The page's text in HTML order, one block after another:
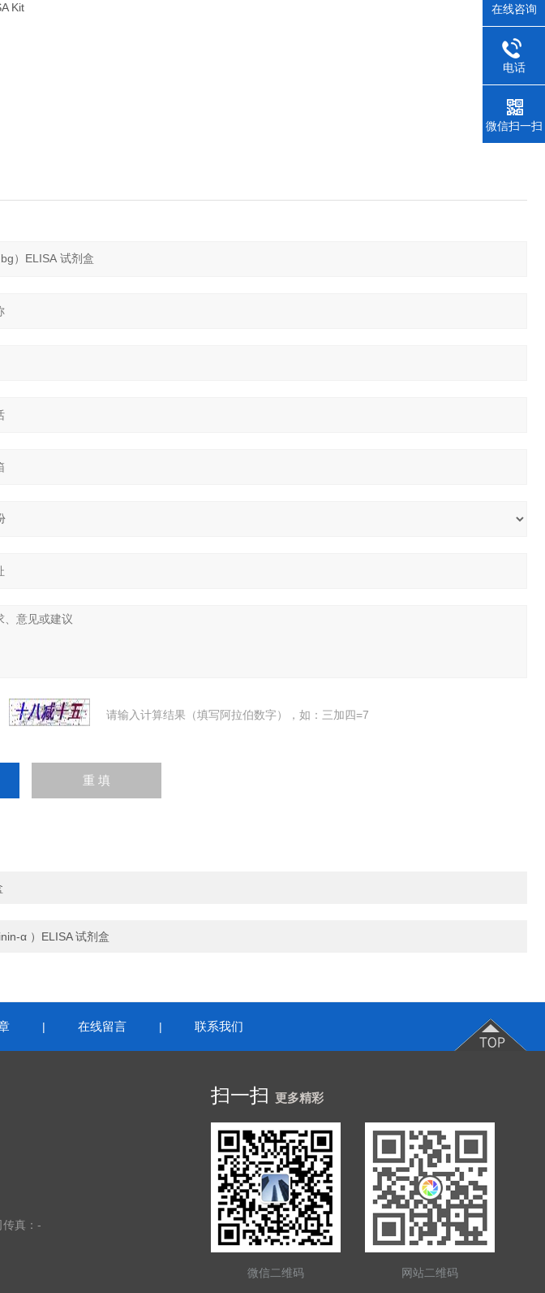
Kit
请输入计算结果（填写阿拉伯数字），如：三加四=7
α ）ELISA 试剂盒
| 在线留言 | 联系我们
传真：-
扫一扫 更多精彩
微信二维码 网站二维码
在线咨询
电话
微信扫一扫